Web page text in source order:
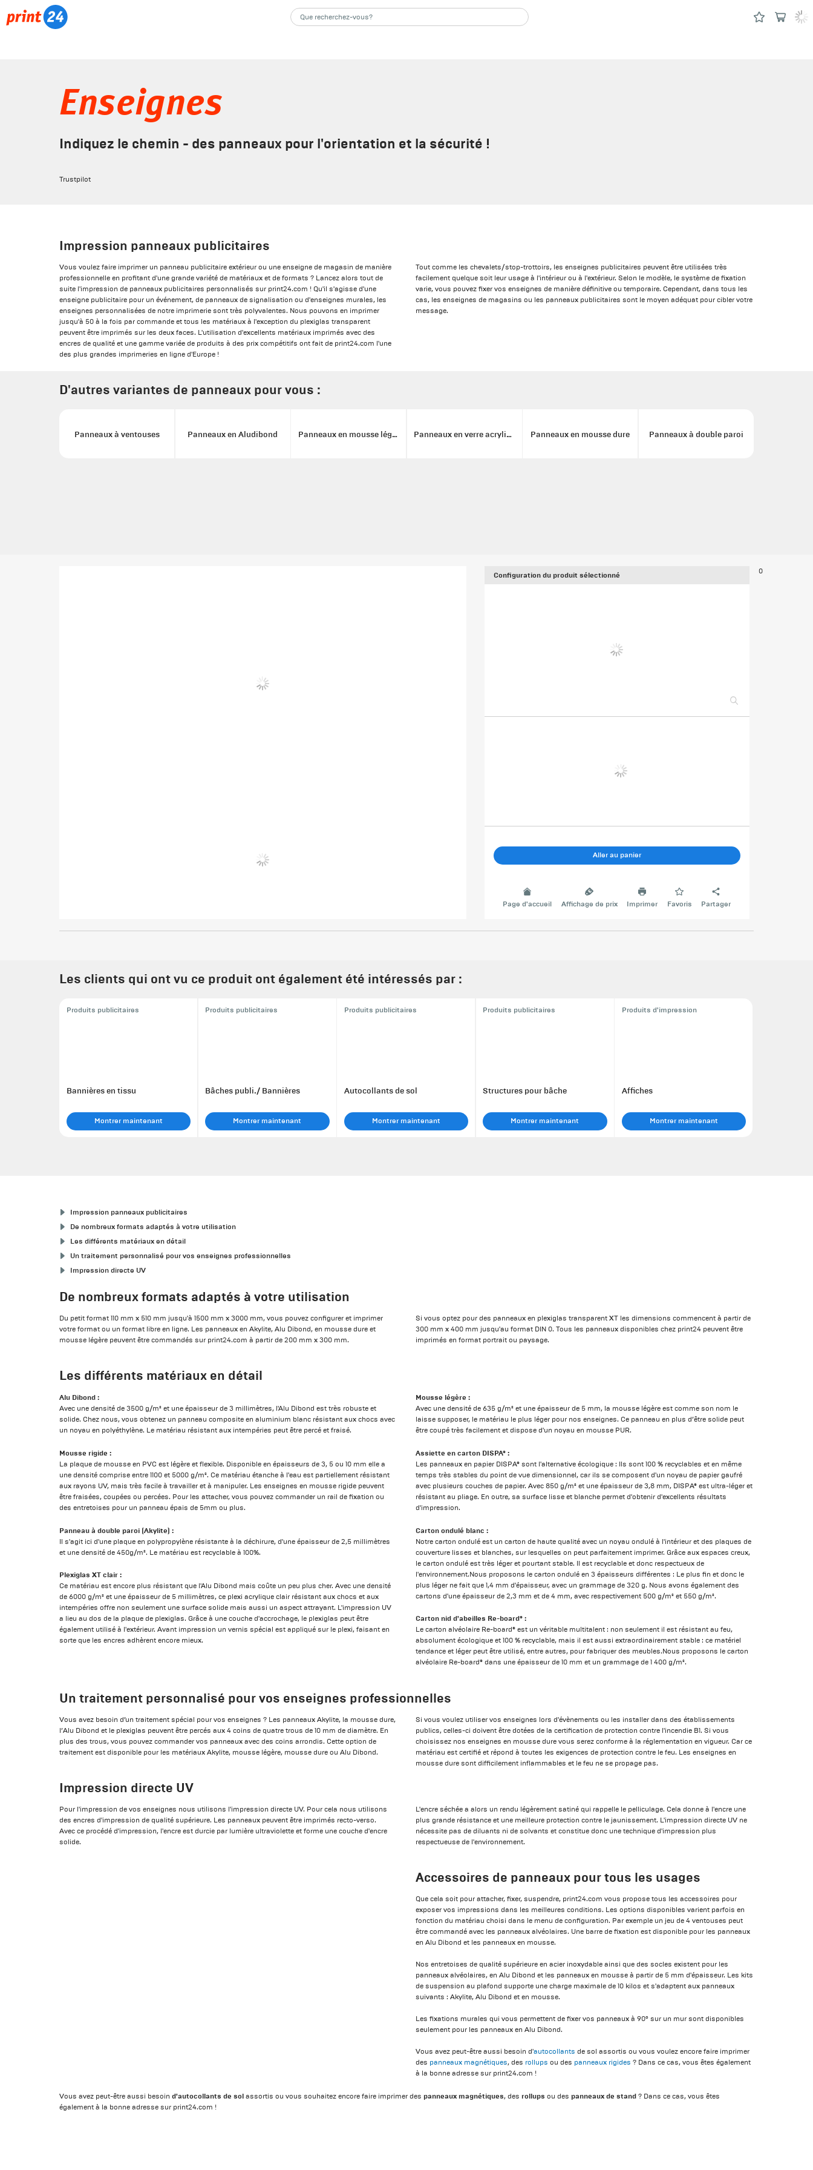
Enseignes
Indiquez le chemin - des panneaux pour l'orientation et la sécurité !
Trustpilot
Impression panneaux publicitaires
Vous voulez faire imprimer un panneau publicitaire extérieur ou une enseigne de magasin de manière
professionnelle en profitant d'une grande variété de matériaux et de formats ? Lancez alors tout de
suite l'impression de panneaux publicitaires personnalisés sur print24.com ! Qu'il s'agisse d'une
enseigne publicitaire pour un événement, de panneaux de signalisation ou d'enseignes murales, les
enseignes personnalisées de notre imprimerie sont très polyvalentes. Nous pouvons en imprimer
jusqu'à 50 à la fois par commande et tous les matériaux à l'exception du plexiglas transparent
peuvent être imprimés sur les deux faces. L'utilisation d'excellents matériaux imprimés avec des
encres de qualité et une gamme variée de produits à des prix compétitifs ont fait de print24.com l'une
des plus grandes imprimeries en ligne d'Europe !
Tout comme les chevalets/stop-trottoirs, les enseignes publicitaires peuvent être utilisées très
facilement quelque soit leur usage à l'intérieur ou à l'extérieur. Selon le modèle, le système de fixation
varie, vous pouvez fixer vos enseignes de manière définitive ou temporaire. Cependant, dans tous les
cas, les enseignes de magasins ou les panneaux publicitaires sont le moyen adéquat pour cibler votre
message.
D'autres variantes de panneaux pour vous :
Panneaux à ventouses Panneaux en Aludibond Panneaux en mousse légère Panneaux en verre acrylique Panneaux en mousse dure Panneaux à double paroi
Configuration du produit sélectionné
Aller au panier
Page d'accueil Affichage de prix Imprimer Favoris Partager
0
Les clients qui ont vu ce produit ont également été intéressés par :
Produits publicitaires
Bannières en tissu
Montrer maintenant
Produits publicitaires
Bâches publi./ Bannières
Montrer maintenant
Produits publicitaires
Autocollants de sol
Montrer maintenant
Produits publicitaires
Structures pour bâche
Montrer maintenant
Produits d'impression
Affiches
Montrer maintenant
Impression panneaux publicitaires
De nombreux formats adaptés à votre utilisation
Les différents matériaux en détail
Un traitement personnalisé pour vos enseignes professionnelles
Impression directe UV
De nombreux formats adaptés à votre utilisation
Du petit format 110 mm x 510 mm jusqu'à 1500 mm x 3000 mm, vous pouvez configurer et imprimer
votre format ou un format libre en ligne. Les panneaux en Akylite, Alu Dibond, en mousse dure et
mousse légère peuvent être commandés sur print24.com à partir de 200 mm x 300 mm.
Si vous optez pour des panneaux en plexiglas transparent XT les dimensions commencent à partir de
300 mm x 400 mm jusqu'au format DIN 0. Tous les panneaux disponibles chez print24 peuvent être
imprimés en format portrait ou paysage.
Les différents matériaux en détail
Alu Dibond :
Avec une densité de 3500 g/m² et une épaisseur de 3 millimètres, l'Alu Dibond est très robuste et
solide. Chez nous, vous obtenez un panneau composite en aluminium blanc résistant aux chocs avec
un noyau en polyéthylène. Le matériau résistant aux intempéries peut être percé et fraisé.
Mousse rigide :
La plaque de mousse en PVC est légère et flexible. Disponible en épaisseurs de 3, 5 ou 10 mm elle a
une densité comprise entre 1100 et 5000 g/m². Ce matériau étanche à l'eau est partiellement résistant
aux rayons UV, mais très facile à travailler et à manipuler. Les enseignes en mousse rigide peuvent
être fraisées, coupées ou percées. Pour les attacher, vous pouvez commander un rail de fixation ou
des entretoises pour un panneau épais de 5mm ou plus.
Panneau à double paroi (Akylite) :
Il s'agit ici d'une plaque en polypropylène résistante à la déchirure, d'une épaisseur de 2,5 millimètres
et une densité de 450g/m². Le matériau est recyclable à 100%.
Plexiglas XT clair :
Ce matériau est encore plus résistant que l'Alu Dibond mais coûte un peu plus cher. Avec une densité
de 6000 g/m² et une épaisseur de 5 millimètres, ce plexi acrylique clair résistant aux chocs et aux
intempéries offre non seulement une surface solide mais aussi un aspect attrayant. L'impression UV
a lieu au dos de la plaque de plexiglas. Grâce à une couche d'accrochage, le plexiglas peut être
également utilisé à l'extérieur. Avant impression un vernis spécial est appliqué sur le plexi, faisant en
sorte que les encres adhèrent encore mieux.
Mousse légère :
Avec une densité de 635 g/m² et une épaisseur de 5 mm, la mousse légère est comme son nom le
laisse supposer, le matériau le plus léger pour nos enseignes. Ce panneau en plus d’être solide peut
être coupé très facilement et dispose d'un noyau en mousse PUR.
Assiette en carton DISPA® :
Les panneaux en papier DISPA® sont l'alternative écologique : Ils sont 100 % recyclables et en même
temps très stables du point de vue dimensionnel, car ils se composent d'un noyau de papier gaufré
avec plusieurs couches de papier. Avec 850 g/m² et une épaisseur de 3,8 mm, DISPA® est ultra-léger et
résistant au pliage. En outre, sa surface lisse et blanche permet d'obtenir d'excellents résultats
d'impression.
Carton ondulé blanc :
Notre carton ondulé est un carton de haute qualité avec un noyau ondulé à l'intérieur et des plaques de
couverture lisses et blanches, sur lesquelles on peut parfaitement imprimer. Grâce aux espaces creux,
le carton ondulé est très léger et pourtant stable. Il est recyclable et donc respectueux de
l'environnement.Nous proposons le carton ondulé en 3 épaisseurs différentes : Le plus fin et donc le
plus léger ne fait que 1,4 mm d'épaisseur, avec un grammage de 320 g. Nous avons également des
cartons d'une épaisseur de 2,3 mm et de 4 mm, avec respectivement 500 g/m² et 550 g/m².
Carton nid d'abeilles Re-board® :
Le carton alvéolaire Re-board® est un véritable multitalent : non seulement il est résistant au feu,
absolument écologique et 100 % recyclable, mais il est aussi extraordinairement stable : ce matériel
tendance et léger peut être utilisé, entre autres, pour fabriquer des meubles.Nous proposons le carton
alvéolaire Re-board® dans une épaisseur de 10 mm et un grammage de 1 400 g/m².
Un traitement personnalisé pour vos enseignes professionnelles
Vous avez besoin d’un traitement spécial pour vos enseignes ? Les panneaux Akylite, la mousse dure,
l’Alu Dibond et le plexiglas peuvent être percés aux 4 coins de quatre trous de 10 mm de diamètre. En
plus des trous, vous pouvez commander vos panneaux avec des coins arrondis. Cette option de
traitement est disponible pour les matériaux Akylite, mousse légère, mousse dure ou Alu Dibond.
Si vous voulez utiliser vos enseignes lors d'évènements ou les installer dans des établissements
publics, celles-ci doivent être dotées de la certification de protection contre l'incendie B1. Si vous
choisissez nos enseignes en mousse dure vous serez conforme à la réglementation en vigueur. Car ce
matériau est certifié et répond à toutes les exigences de protection contre le feu. Les enseignes en
mousse dure sont difficilement inflammables et le feu ne se propage pas.
Impression directe UV
Pour l'impression de vos enseignes nous utilisons l'impression directe UV. Pour cela nous utilisons
des encres d'impression de qualité supérieure. Les panneaux peuvent être imprimés recto-verso.
Avec ce procédé d'impression, l'encre est durcie par lumière ultraviolette et forme une couche d'encre
solide.
L'encre séchée a alors un rendu légèrement satiné qui rappelle le pelliculage. Cela donne à l'encre une
plus grande résistance et une meilleure protection contre le jaunissement. L'impression directe UV ne
nécessite pas de diluants ni de solvants et constitue donc une technique d'impression plus
respectueuse de l'environnement.
Accessoires de panneaux pour tous les usages
Que cela soit pour attacher, fixer, suspendre, print24.com vous propose tous les accessoires pour
exposer vos impressions dans les meilleures conditions. Les options disponibles varient parfois en
fonction du matériau choisi dans le menu de configuration. Par exemple un jeu de 4 ventouses peut
être commandé avec les panneaux alvéolaires. Une barre de fixation est disponible pour les panneaux
en Alu Dibond et les panneaux en mousse.
Nos entretoises de qualité supérieure en acier inoxydable ainsi que des socles existent pour les
panneaux alvéolaires, en Alu Dibond et les panneaux en mousse à partir de 5 mm d'épaisseur. Les kits
de suspension au plafond supporte une charge maximale de 10 kilos et s'adaptent aux panneaux
suivants : Akylite, Alu Dibond et en mousse.
Les fixations murales qui vous permettent de fixer vos panneaux à 90° sur un mur sont disponibles
seulement pour les panneaux en Alu Dibond.
Vous avez peut-être aussi besoin d'autocollants de sol assortis ou vous voulez encore faire imprimer
des panneaux magnétiques, des rollups ou des panneaux rigides ? Dans ce cas, vous êtes également
à la bonne adresse sur print24.com !
Vous avez peut-être aussi besoin d'autocollants de sol assortis ou vous souhaitez encore faire imprimer des panneaux magnétiques, des rollups ou des panneaux de stand ? Dans ce cas, vous êtes
également à la bonne adresse sur print24.com !